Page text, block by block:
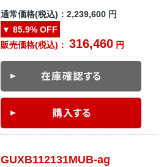
通常価格(税込)：2,239,600 円
▼ 85.9% OFF
販売価格(税込)：316,460 円
GUXB112131MUB-ag